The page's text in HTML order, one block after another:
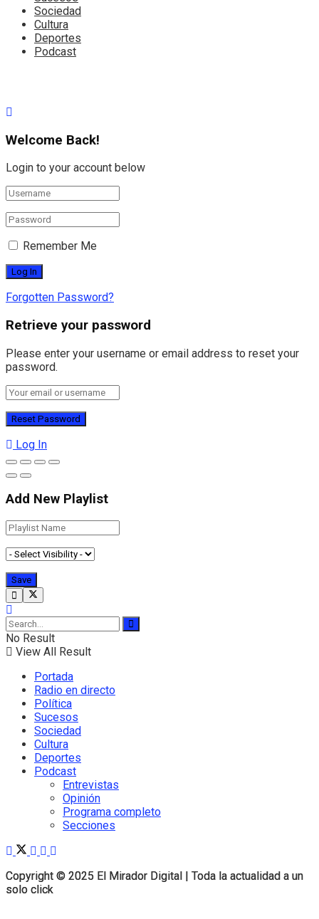
Copyright © 2025 El Mirador Digital | Toda la actualidad a un
solo click
Sociedad
Cultura
Deportes
Podcast
Welcome Back!
Login to your account below
Remember Me
Forgotten Password?
Retrieve your password
Please enter your username or email address to reset your
password.
Log In
Add New Playlist
No Result
View All Result
Portada
Radio en directo
Política
Sucesos
Sociedad
Cultura
Deportes
Podcast
Entrevistas
Opinión
Programa completo
Secciones
Copyright © 2025 El Mirador Digital | Toda la actualidad a un
solo click